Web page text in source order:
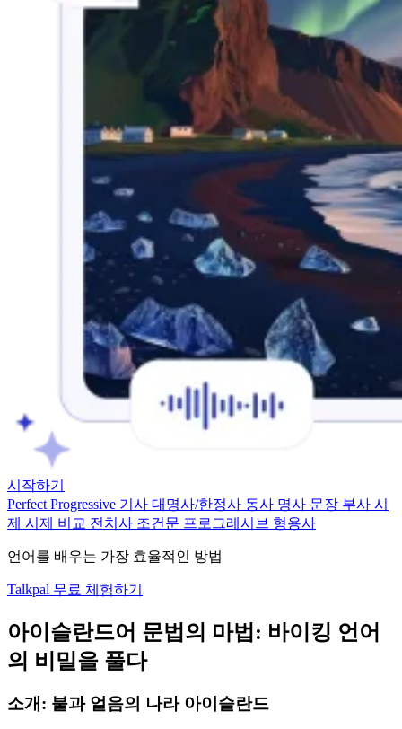
시작하기
Perfect Progressive 기사 대명사/한정사 동사 명사 문장 부사 시
제 시제 비교 전치사 조건문 프로그레시브 형용사
언어를 배우는 가장 효율적인 방법
Talkpal 무료 체험하기
아이슬란드어 문법의 마법: 바이킹 언어
의 비밀을 풀다
소개: 불과 얼음의 나라 아이슬란드